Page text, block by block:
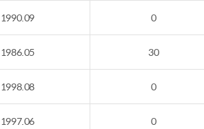
1990.09 0
1986.05 30
1998.08 0
1997.06 0